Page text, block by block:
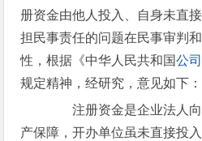
册资金由他人投入、自身未直
担民事责任的问题在民事审判
性，根据《中华人民共和国公
规定精神，经研究，意见如下：
注册资金是企业法人向
产保障，开办单位虽未直接投